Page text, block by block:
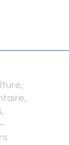
,
,